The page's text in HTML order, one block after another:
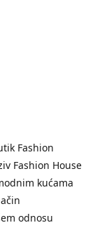
Fashion
Fashion House
kućama
odnosu